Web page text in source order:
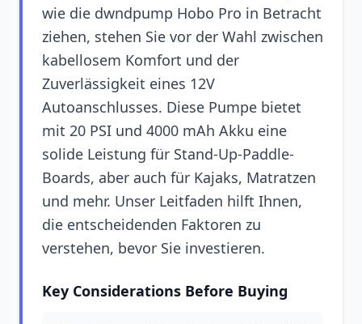
wie die dwndpump Hobo Pro in Betracht
ziehen, stehen Sie vor der Wahl zwischen
kabellosem Komfort und der
Zuverlässigkeit eines 12V
Autoanschlusses. Diese Pumpe bietet
mit 20 PSI und 4000 mAh Akku eine
solide Leistung für Stand-Up-Paddle-
Boards, aber auch für Kajaks, Matratzen
und mehr. Unser Leitfaden hilft Ihnen,
die entscheidenden Faktoren zu
verstehen, bevor Sie investieren.
Key Considerations Before Buying